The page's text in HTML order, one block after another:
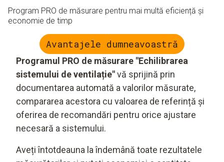
Program PRO de măsurare pentru mai multă eficiență și
economie de timp
Avantajele dumneavoastră
Programul PRO de măsurare "Echilibrarea
sistemului de ventilație"vă sprijină prin
documentarea automată a valorilor măsurate,
compararea acestora cu valoarea de referință și
oferirea de recomandări pentru orice ajustare
necesară a sistemului.
Aveți întotdeauna la îndemână toate rezultatele